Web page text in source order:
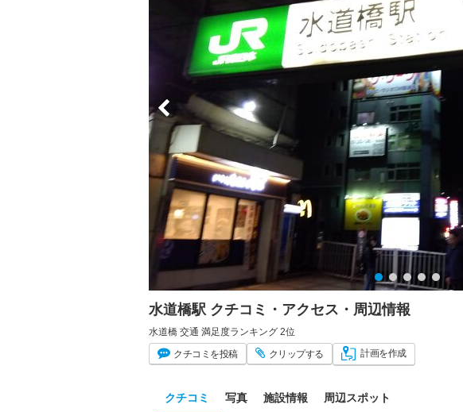
水道橋駅 クチコミ・アクセス・周辺情報
水道橋 交通 満足度ランキング 2位
クチコミ を投稿 クリップする 計画を作成
クチコミ 写真 施設情報 周辺スポット